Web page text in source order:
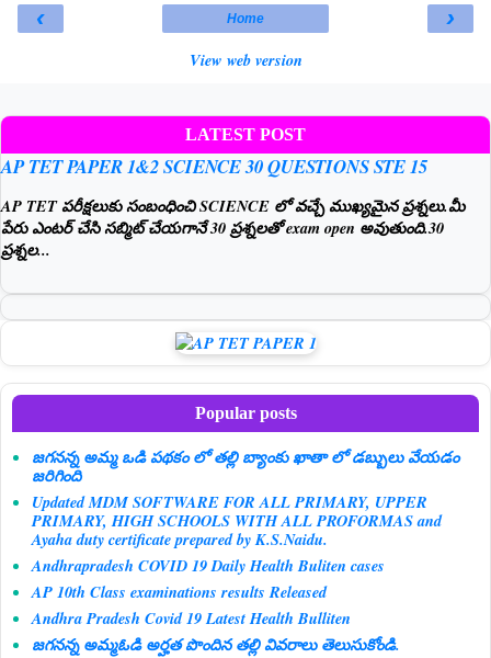
‹ ›
Home
View web version
LATEST POST
AP TET PAPER 1&2 SCIENCE 30 QUESTIONS STE 15
AP TET పరీక్షలుకు సంబంధించి SCIENCE లో వచ్చే ముఖ్యమైన ప్రశ్నలు.మీ
పేరు ఎంటర్ చేసి సబ్మిట్ చేయగానే 30 ప్రశ్నలతో exam open అవుతుంది.30
ప్రశ్నల...
Popular posts
జగనన్న అమ్మ ఒడి పథకం లో తల్లి బ్యాంకు ఖాతా లో డబ్బులు వేయడం
జరిగింది
Updated MDM SOFTWARE FOR ALL PRIMARY, UPPER
PRIMARY, HIGH SCHOOLS WITH ALL PROFORMAS and
Ayaha duty certificate prepared by K.S.Naidu.
Andhrapradesh COVID 19 Daily Health Buliten cases
AP 10th Class examinations results Released
Andhra Pradesh Covid 19 Latest Health Bulliten
జగనన్న అమ్మఓడి అర్హత పొందిన తల్లి వివరాలు తెలుసుకోండి.